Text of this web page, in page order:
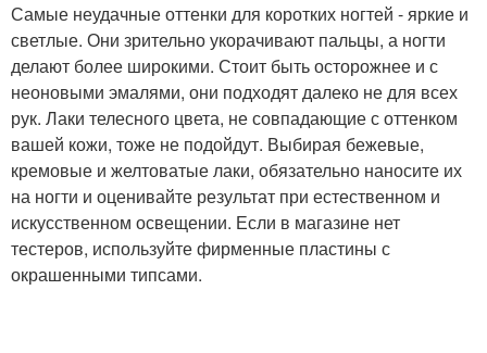
Самые неудачные оттенки для коротких ногтей - яркие и
светлые. Они зрительно укорачивают пальцы, а ногти
делают более широкими. Стоит быть осторожнее и с
неоновыми эмалями, они подходят далеко не для всех
рук. Лаки телесного цвета, не совпадающие с оттенком
вашей кожи, тоже не подойдут. Выбирая бежевые,
кремовые и желтоватые лаки, обязательно наносите их
на ногти и оценивайте результат при естественном и
искусственном освещении. Если в магазине нет
тестеров, используйте фирменные пластины с
окрашенными типсами.